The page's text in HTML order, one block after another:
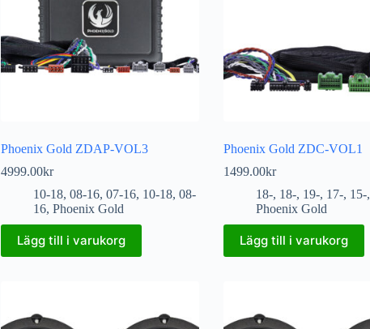
Phoenix Gold ZDAP-VOL3
4999.00kr
10-18, 08-16, 07-16, 10-18, 08-
16, Phoenix Gold
Lägg till i varukorg
Phoenix Gold ZDC-VOL1
1499.00kr
18-, 18-, 19-, 17-, 15-,
Phoenix Gold
Lägg till i varukorg